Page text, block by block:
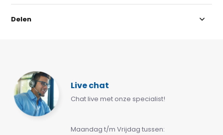
Delen
Live chat
Chat live met onze specialist!
Maandag t/m Vrijdag tussen: